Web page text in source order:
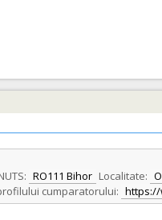
RO111 Bihor Localitate:
cumparatorului: https://